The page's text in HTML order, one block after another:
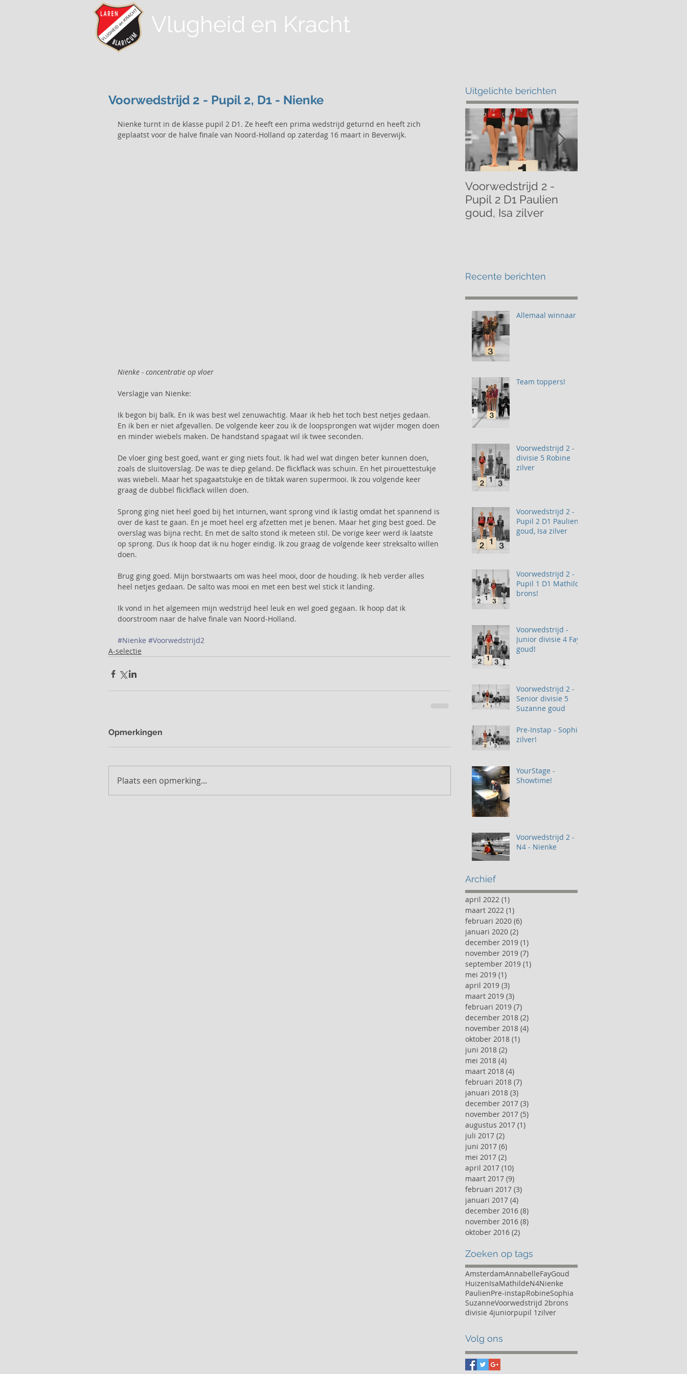
Vlugheid en Kracht
Voorwedstrijd 2 - Pupil 2, D1 - Nienke
Nienke turnt in de klasse pupil 2 D1. Ze heeft een prima wedstrijd geturnd en heeft zich
geplaatst voor de halve finale van Noord-Holland op zaterdag 16 maart in Beverwijk.
Nienke - concentratie op vloer
Verslagje van Nienke:
Ik begon bij balk. En ik was best wel zenuwachtig. Maar ik heb het toch best netjes gedaan.
En ik ben er niet afgevallen. De volgende keer zou ik de loopsprongen wat wijder mogen doen
en minder wiebels maken. De handstand spagaat wil ik twee seconden.
De vloer ging best goed, want er ging niets fout. Ik had wel wat dingen beter kunnen doen,
zoals de sluitoverslag. De was te diep geland. De flickflack was schuin. En het pirouettestukje
was wiebeli. Maar het spagaatstukje en de tiktak waren supermooi. Ik zou volgende keer
graag de dubbel flickflack willen doen.
Sprong ging niet heel goed bij het inturnen, want sprong vind ik lastig omdat het spannend is
over de kast te gaan. En je moet heel erg afzetten met je benen. Maar het ging best goed. De
overslag was bijna recht. En met de salto stond ik meteen stil. De vorige keer werd ik laatste
op sprong. Dus ik hoop dat ik nu hoger eindig. Ik zou graag de volgende keer streksalto willen
doen.
Brug ging goed. Mijn borstwaarts om was heel mooi, door de houding. Ik heb verder alles
heel netjes gedaan. De salto was mooi en met een best wel stick it landing.
Ik vond in het algemeen mijn wedstrijd heel leuk en wel goed gegaan. Ik hoop dat ik
doorstroom naar de halve finale van Noord-Holland.
#Nienke #Voorwedstrijd2
A-selectie
Opmerkingen
Plaats een opmerking...
Uitgelichte berichten
Voorwedstrijd 2 -
Pupil 2 D1 Paulien
goud, Isa zilver
Recente berichten
Allemaal winnaar
Team toppers!
Voorwedstrijd 2 -
divisie 5 Robine
zilver
Voorwedstrijd 2 -
Pupil 2 D1 Paulien
goud, Isa zilver
Voorwedstrijd 2 -
Pupil 1 D1 Mathilde
brons!
Voorwedstrijd -
Junior divisie 4 Fay
goud!
Voorwedstrijd 2 -
Senior divisie 5
Suzanne goud
Pre-Instap - Sophia
zilver!
YourStage -
Showtime!
Voorwedstrijd 2 -
N4 - Nienke
Archief
april 2022 (1)
maart 2022 (1)
februari 2020 (6)
januari 2020 (2)
december 2019 (1)
november 2019 (7)
september 2019 (1)
mei 2019 (1)
april 2019 (3)
maart 2019 (3)
februari 2019 (7)
december 2018 (2)
november 2018 (4)
oktober 2018 (1)
juni 2018 (2)
mei 2018 (4)
maart 2018 (4)
februari 2018 (7)
januari 2018 (3)
december 2017 (3)
november 2017 (5)
augustus 2017 (1)
juli 2017 (2)
juni 2017 (6)
mei 2017 (2)
april 2017 (10)
maart 2017 (9)
februari 2017 (3)
januari 2017 (4)
december 2016 (8)
november 2016 (8)
oktober 2016 (2)
Zoeken op tags
AmsterdamAnnabelleFayGoud
HuizenIsaMathildeN4Nienke
PaulienPre-instapRobineSophia
SuzanneVoorwedstrijd 2brons
divisie 4juniorpupil 1zilver
Volg ons